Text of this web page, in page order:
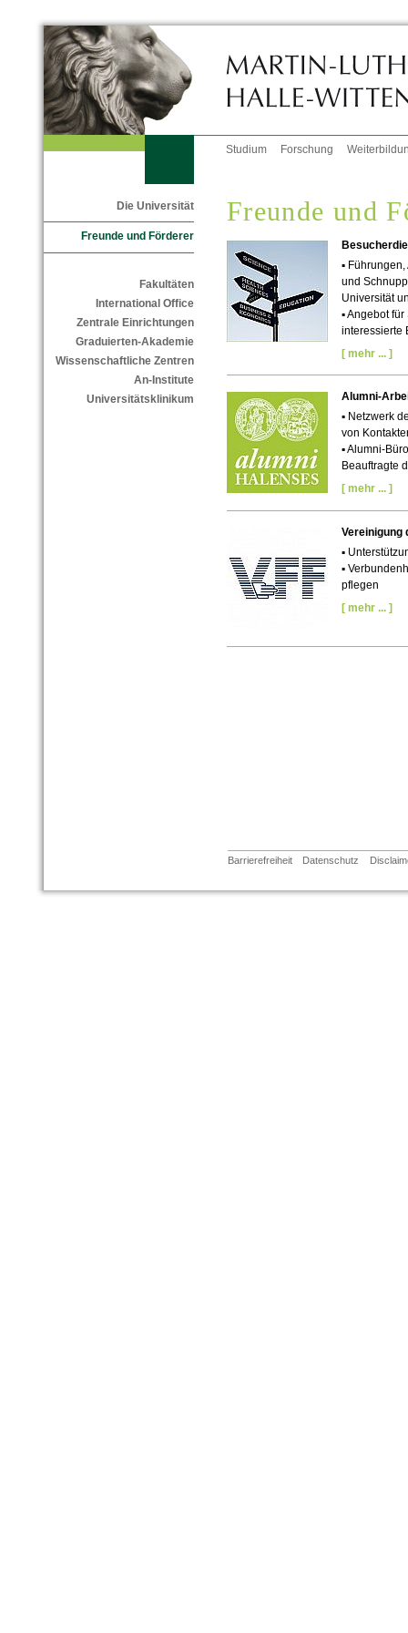
Studium Forschung
Die Universität
Freunde und Förderer
Fakultäten
International Office
Zentrale Einrichtungen
Graduierten-Akademie
Wissenschaftliche Zentren
An-Institute
Universitätsklinikum
Freunde und
▪
und
Universität
▪ Angebot
interessierte
[ mehr ... ]
Alumni-
▪ Netzwerk
von
▪ Alumni-
Beauftragte
[ mehr ... ]
Vereinigung
▪
▪
pflegen
[ mehr ... ]
Barrierefreiheit Datenschutz